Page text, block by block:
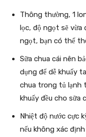
Thông thường, 1
lọc, độ ngọt sẽ vừa
ngọt, bạn có thể
Sữa chua cái nên
dụng để dễ khuấy
chua trong tủ lạnh
khuấy đều cho sữa
Nhiệt độ nước cực
nếu không xác